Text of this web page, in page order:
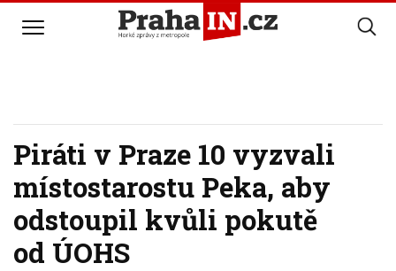
Piráti v Praze 10 vyzvali
místostarostu Peka, aby
odstoupil kvůli pokutě
od ÚOHS